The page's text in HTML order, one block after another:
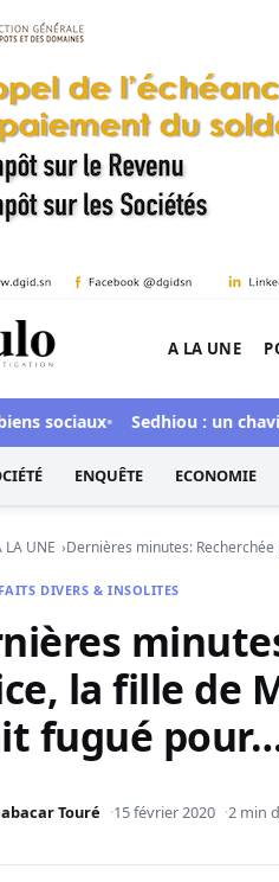
site d'information et
A LA UNE
Sedhiou : un
ENQUÊTE ECONOMIE
LA UNE Dernières minutes:
FAITS DIVERS & INSOLITES
la fille de
fugué
Touré 15 février 2020 2 min